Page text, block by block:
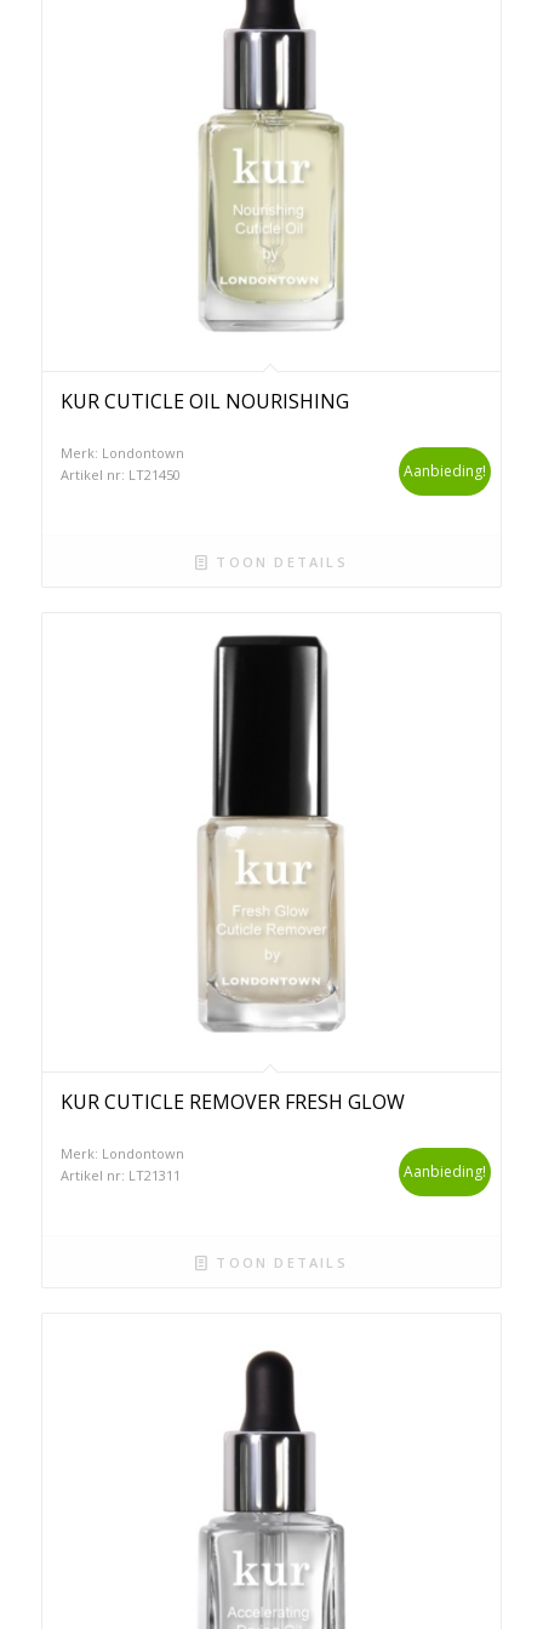
Lakur nagellak is een baanbrekende combinatie
van high-impact kleur en gepatenteerde Kur®-
verzorging (spreek in het Engels uit als “cure”) –
het resultaat van een bewuste benadering die het
beste van zuivere ingrediënten combineert met
effectieve, professionele technologie.
Echte schoonheid zit van binnen, maar aan de
buitenkant moet schoonheid net zo goed voelen
als het er uit ziet. Londontown’s liefde voor het
merk en input van gebruikers die kiezen voor
KUR CUTICLE OIL NOURISHING
Merk: Londontown
Artikel nr: LT21450
Aanbieding!
TOON DETAILS
KUR CUTICLE REMOVER FRESH GLOW
Merk: Londontown
Artikel nr: LT21311
Aanbieding!
TOON DETAILS